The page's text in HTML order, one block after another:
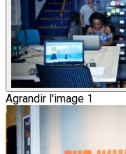
Agrandir l'image 1